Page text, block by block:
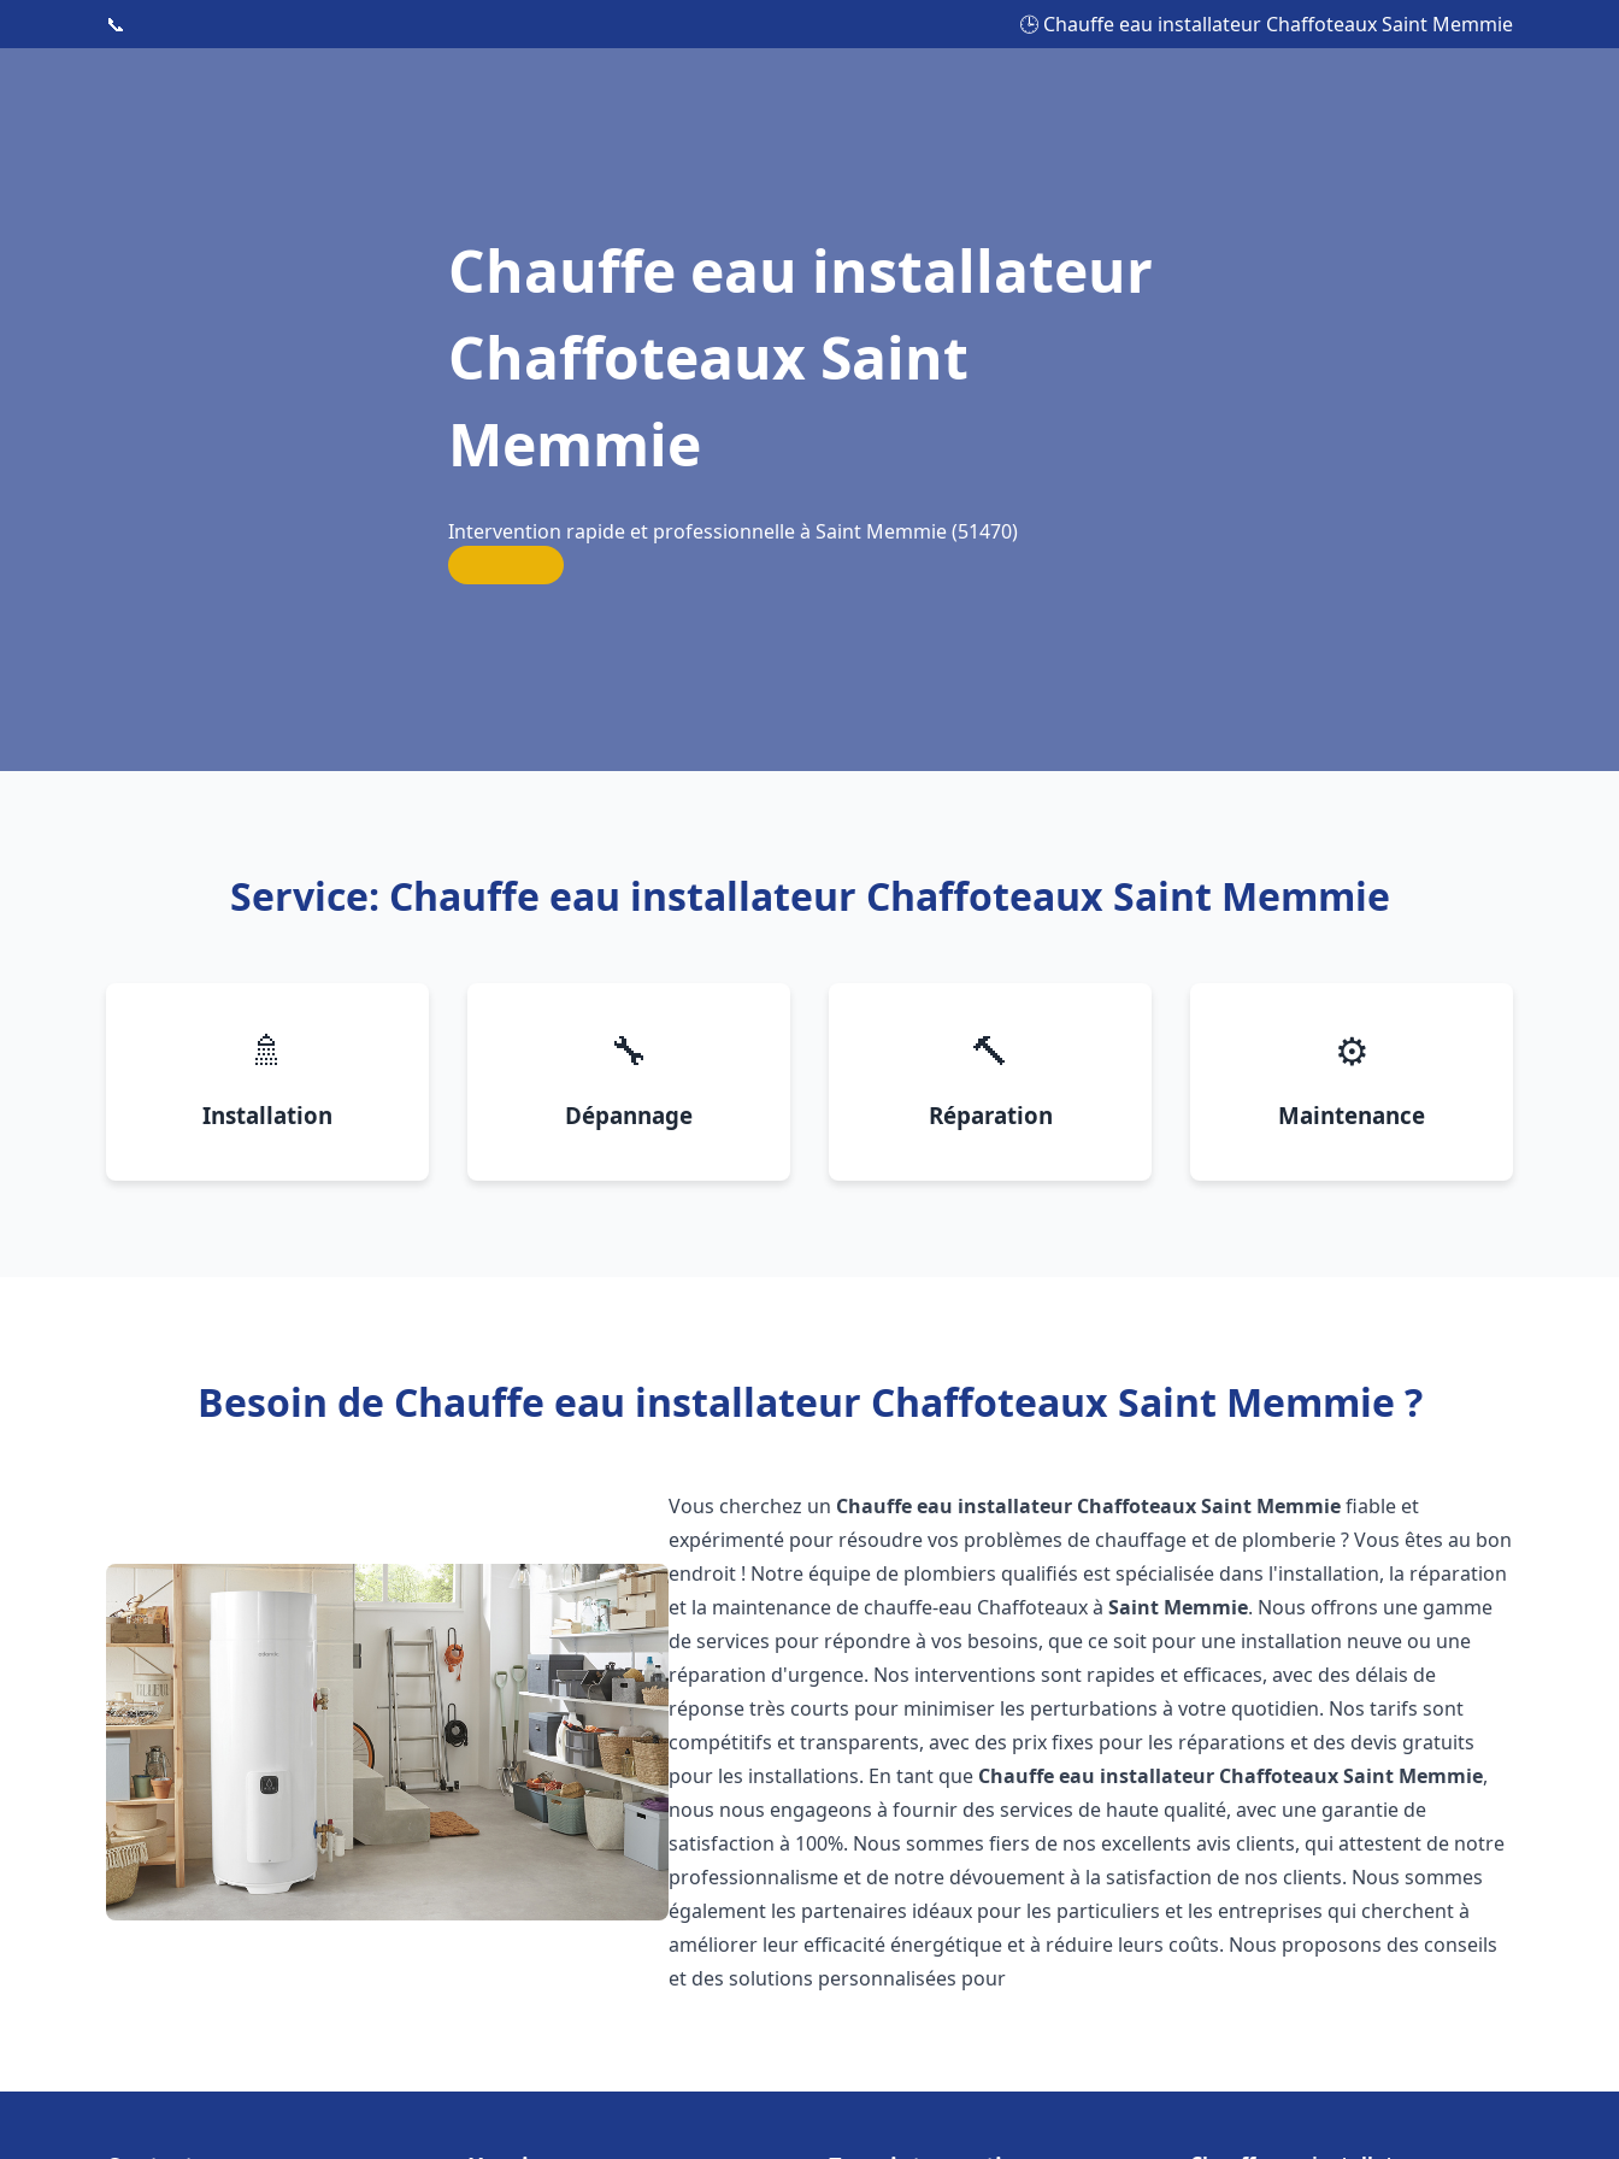
📞 🕒 Chauffe eau installateur Chaffoteaux Saint Memmie
Chauffe eau installateur
Chaffoteaux Saint
Memmie
Intervention rapide et professionnelle à Saint Memmie (51470)
Service: Chauffe eau installateur Chaffoteaux Saint Memmie
🚿
Installation
🔧
Dépannage
🔨
Réparation
⚙️
Maintenance
Besoin de Chauffe eau installateur Chaffoteaux Saint Memmie ?
Vous cherchez un Chauffe eau installateur ChaffoteauxSaint Memmiefiable et
expérimenté pour résoudre vos problèmes de chauffage et de plomberie ? Vous êtes au bon
endroit ! Notre équipe de plombiers qualifiés est spécialisée dans l'installation, la réparation
et la maintenance de chauffe-eau Chaffoteaux àSaint Memmie. Nous offrons une gamme
de services pour répondre à vos besoins, que ce soit pour une installation neuve ou une
réparation d'urgence. Nos interventions sont rapides et efficaces, avec des délais de
réponse très courts pour minimiser les perturbations à votre quotidien. Nos tarifs sont
compétitifs et transparents, avec des prix fixes pour les réparations et des devis gratuits
pour les installations. En tant que Chauffe eau installateur ChaffoteauxSaint Memmie,
nous nous engageons à fournir des services de haute qualité, avec une garantie de
satisfaction à 100%. Nous sommes fiers de nos excellents avis clients, qui attestent de notre
professionnalisme et de notre dévouement à la satisfaction de nos clients. Nous sommes
également les partenaires idéaux pour les particuliers et les entreprises qui cherchent à
améliorer leur efficacité énergétique et à réduire leurs coûts. Nous proposons des conseils
et des solutions personnalisées pour